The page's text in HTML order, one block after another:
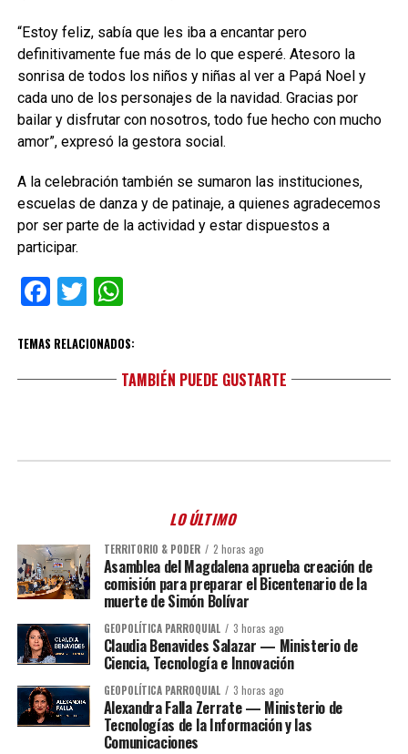
“Estoy feliz, sabía que les iba a encantar pero
definitivamente fue más de lo que esperé. Atesoro la
sonrisa de todos los niños y niñas al ver a Papá Noel y
cada uno de los personajes de la navidad. Gracias por
bailar y disfrutar con nosotros, todo fue hecho con mucho
amor”, expresó la gestora social.
A la celebración también se sumaron las instituciones,
escuelas de danza y de patinaje, a quienes agradecemos
por ser parte de la actividad y estar dispuestos a
participar.
Facebook
TwitterWhatsApp
TEMAS RELACIONADOS:
TAMBIÉN PUEDE GUSTARTE
LO ÚLTIMO
TERRITORIO & PODER 2 horas ago
Asamblea del Magdalena aprueba creación de
comisión para preparar el Bicentenario de la
muerte de Simón Bolívar
GEOPOLÍTICA PARROQUIAL 3 horas ago
Claudia Benavides Salazar — Ministerio de
Ciencia, Tecnología e Innovación
GEOPOLÍTICA PARROQUIAL 3 horas ago
Alexandra Falla Zerrate — Ministerio de
Tecnologías de la Información y las
Comunicaciones